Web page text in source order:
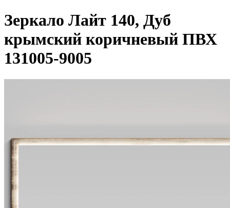
Зеркало Лайт 140, Дуб
крымский коричневый ПВХ
131005-9005